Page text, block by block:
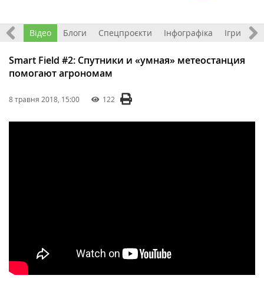
Відео Блоги Спецпроєкти Інфографіка Ігри
Smart Field #2: Спутники и «умная» метеостанция
помогают агрономам
8 травня 2018, 15:00 122